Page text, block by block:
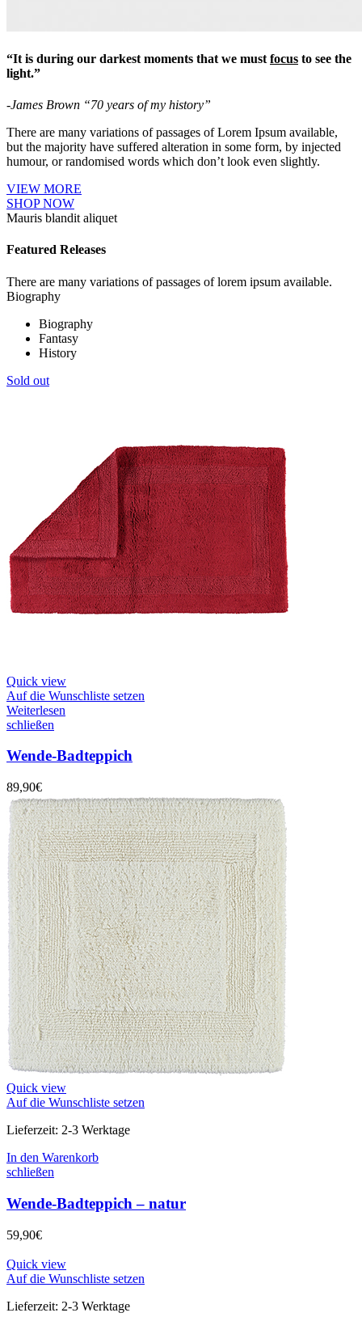
“It is during our darkest moments that we must focus to see the
light.”
-James Brown “70 years of my history”
There are many variations of passages of Lorem Ipsum available,
but the majority have suffered alteration in some form, by injected
humour, or randomised words which don’t look even slightly.
VIEW MORE
SHOP NOW
Mauris blandit aliquet
Featured Releases
There are many variations of passages of lorem ipsum available.
Biography
Biography
Fantasy
History
Sold out
Quick view
Auf die Wunschliste setzen
Weiterlesen
schließen
Wende-Badteppich
89,90€
Quick view
Auf die Wunschliste setzen
Lieferzeit: 2-3 Werktage
In den Warenkorb
schließen
Wende-Badteppich – natur
59,90€
Quick view
Auf die Wunschliste setzen
Lieferzeit: 2-3 Werktage